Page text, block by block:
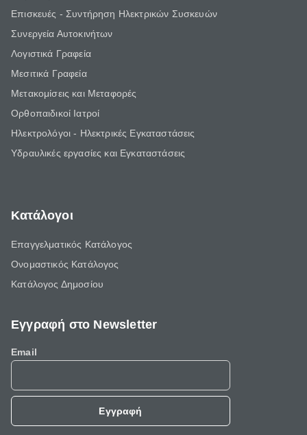
Επισκευές - Συντήρηση Ηλεκτρικών Συσκευών
Συνεργεία Αυτοκινήτων
Λογιστικά Γραφεία
Μεσιτικά Γραφεία
Μετακομίσεις και Μεταφορές
Ορθοπαιδικοί Ιατροί
Ηλεκτρολόγοι - Ηλεκτρικές Εγκαταστάσεις
Υδραυλικές εργασίες και Εγκαταστάσεις
Κατάλογοι
Επαγγελματικός Κατάλογος
Ονομαστικός Κατάλογος
Κατάλογος Δημοσίου
Εγγραφή στο Newsletter
Email
Εγγραφή